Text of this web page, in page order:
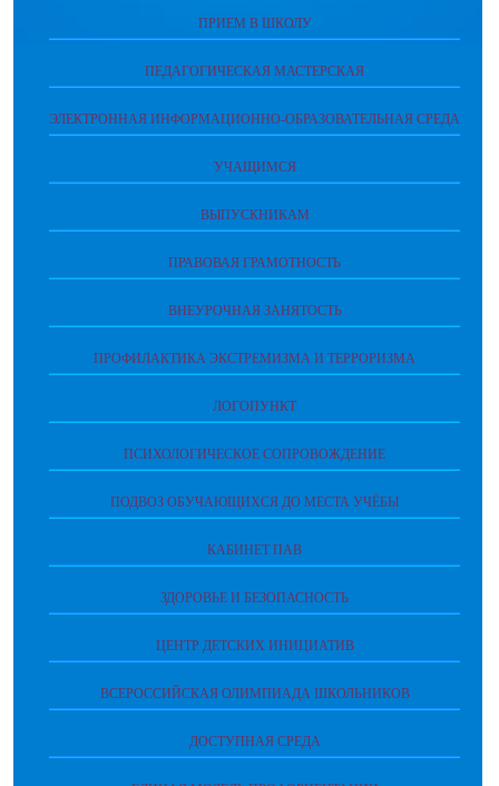
ПРИЕМ В ШКОЛУ
ПЕДАГОГИЧЕСКАЯ МАСТЕРСКАЯ
ЭЛЕКТРОННАЯ ИНФОРМАЦИОННО-ОБРАЗОВАТЕЛЬНАЯ СРЕДА
УЧАЩИМСЯ
ВЫПУСКНИКАМ
ПРАВОВАЯ ГРАМОТНОСТЬ
ВНЕУРОЧНАЯ ЗАНЯТОСТЬ
ПРОФИЛАКТИКА ЭКСТРЕМИЗМА И ТЕРРОРИЗМА
ЛОГОПУНКТ
ПСИХОЛОГИЧЕСКОЕ СОПРОВОЖДЕНИЕ
ПОДВОЗ ОБУЧАЮЩИХСЯ ДО МЕСТА УЧЁБЫ
КАБИНЕТ ПАВ
ЗДОРОВЬЕ И БЕЗОПАСНОСТЬ
ЦЕНТР ДЕТСКИХ ИНИЦИАТИВ
ВСЕРОССИЙСКАЯ ОЛИМПИАДА ШКОЛЬНИКОВ
ДОСТУПНАЯ СРЕДА